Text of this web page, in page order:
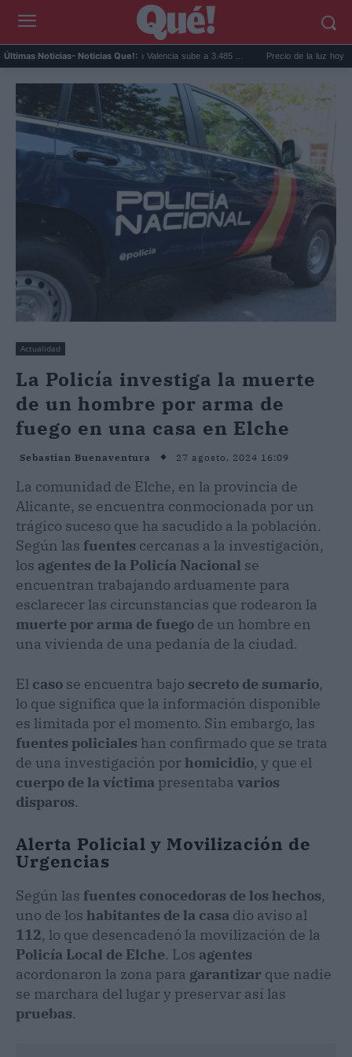
Últimas Noticias- Noticias Que!:
El precio de la vivienda en Valencia sube a 3.485 ... Precio de la luz hoy, jueves
Actualidad
La Policía investiga la muerte
de un hombre por arma de
fuego en una casa en Elche
Sebastian Buenaventura 27 agosto, 2024 16:09
La comunidad de Elche, en la provincia de
Alicante, se encuentra conmocionada por un
trágico suceso que ha sacudido a la población.
Según las fuentes cercanas a la investigación,
los agentes de la Policía Nacional se
encuentran trabajando arduamente para
esclarecer las circunstancias que rodearon la
muerte por arma de fuego de un hombre en
una vivienda de una pedanía de la ciudad.
El caso se encuentra bajo secreto de sumario,
lo que significa que la información disponible
es limitada por el momento. Sin embargo, las
fuentes policiales han confirmado que se trata
de una investigación porhomicidio, y que el
cuerpo de la víctima presentaba varios
disparos.
Alerta Policial y Movilización de
Urgencias
Según las fuentes conocedoras de los hechos,
uno de los habitantes de la casa dio aviso al
112, lo que desencadenó la movilización de la
Policía Local de Elche. Los agentes
acordonaron la zona para garantizar que nadie
se marchara del lugar y preservar así las
pruebas.